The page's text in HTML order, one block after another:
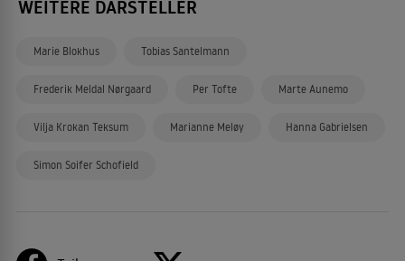
WEITERE DARSTELLER
Marie Blokhus Tobias Santelmann
Frederik Meldal Nørgaard Per Tofte Marte Aunemo
Vilja Krokan Teksum Marianne Meløy Hanna Gabrielsen
Simon Soifer Schofield